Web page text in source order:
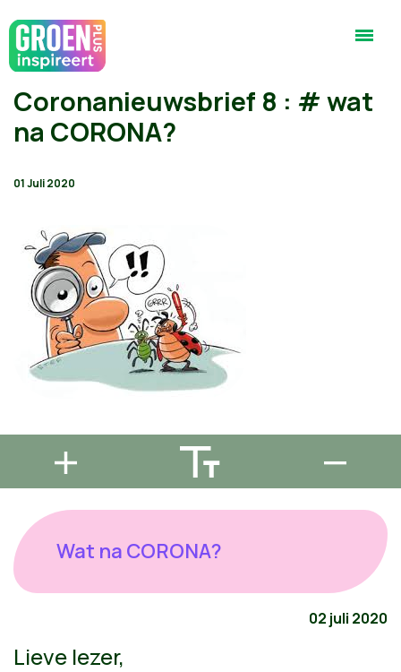
Coronanieuwsbrief 8 : # wat
na CORONA?
01 Juli 2020
Wat na CORONA?
02 juli 2020
Lieve lezer,